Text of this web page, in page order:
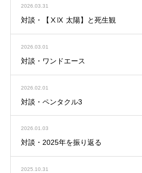
2026.03.31
対談・【ⅩⅨ 太陽】と死生観
2026.03.01
対談・ワンドエース
2026.02.01
対談・ペンタクル3
2026.01.03
対談・2025年を振り返る
2025.10.31